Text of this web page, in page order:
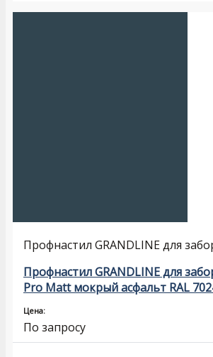
Профнастил GRANDLINE для
Профнастил GRANDLINE для
Pro Matt мокрый асфальт RAL
Цена:
По запросу